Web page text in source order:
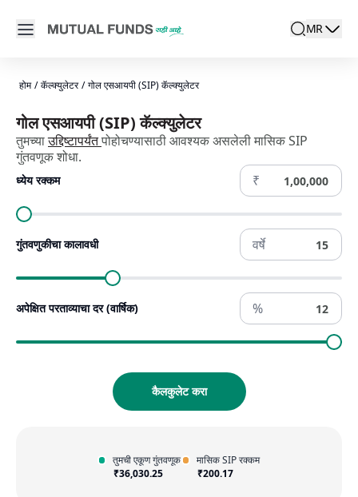
Open main menu
search
Locale
MR
active
होम / कॅल्क्युलेटर / गोल एसआयपी (SIP) कॅल्क्युलेटर
गोल एसआयपी (SIP) कॅल्क्युलेटर
तुमच्याउद्दिष्टापर्यंतपोहोचण्यासाठी आवश्यक असलेली मासिक SIP
गुंतवणूक शोधा.
ध्येय रक्कम ₹
गुंतवणुकीचा कालावधी वर्षे
अपेक्षित परताव्याचा दर (वार्षिक) %
कैलकुलेट करा
तुमची एकूण गुंतवणूक
₹36,030.25
मासिक SIP रक्कम
₹200.17